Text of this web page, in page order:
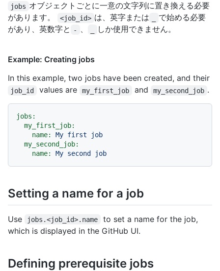
jobs オブジェクトごとに一意の文字列に置き換える必要
があります。
<job_id> は、英字または
で始める必要
があり、英数字と
- 、 しか使用できません。
Example: Creating jobs
In this example, two jobs have been created, and their
job_id values are my_first_job and my_second_job .
jobs:
my_first_job:
name:
My first
job
my_second_job:
name:
My second job
Setting a name for a job
Use jobs.<job_id>.name
to set a name for the job,
which is displayed in the GitHub UI.
Defining prerequisite jobs